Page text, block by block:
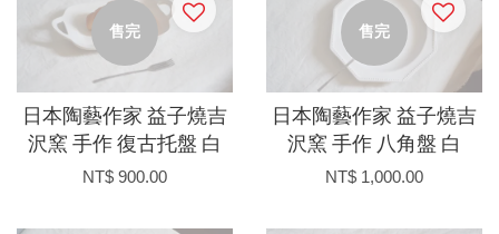
售完
日本陶藝作家 益子燒吉
沢窯 手作 復古托盤 白
NT$ 900.00
售完
日本陶藝作家 益子燒吉
沢窯 手作 八角盤 白
NT$ 1,000.00